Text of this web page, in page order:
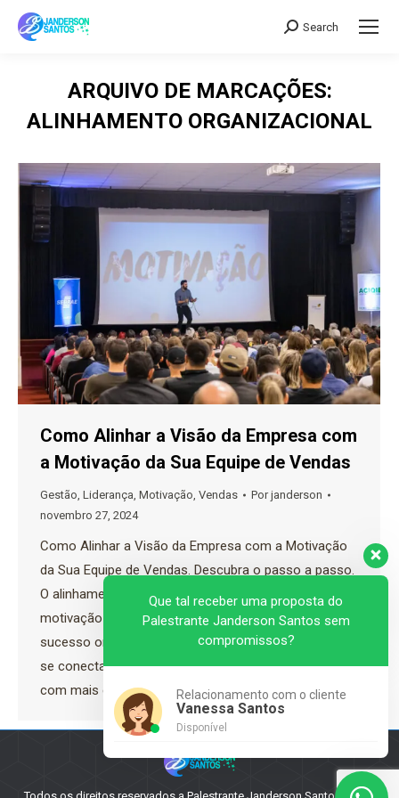
Search:
Search
ARQUIVO DE MARCAÇÕES:
ALINHAMENTO ORGANIZACIONAL
Como Alinhar a Visão da Empresa com
a Motivação da Sua Equipe de Vendas
Gestão, Liderança, Motivação, Vendas Porjanderson
novembro 27, 2024
Como Alinhar a Visão da Empresa com a Motivação
da Sua Equipe de Vendas. Descubra o passo a passo.
O alinhamento entre a visão da empresa e a
motivação da equipe de vendas é essencial para o
sucesso organizacional. Uma equipe que entende e
se conecta com os objetivos da empresa trabalha
com mais entusiasmo,…
Que tal receber uma proposta do
Palestrante Janderson Santos sem
compromissos?
Relacionamento com o cliente
Vanessa Santos
Disponível